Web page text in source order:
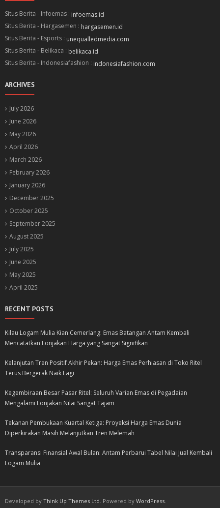
Situs Berita - Infoemas : infoemas.id
Situs Berita - Hargasemen : hargasemen.id
Situs Berita - Esports : unequalledmedia.com
Situs Berita - Belikaca : belikaca.id
Situs Berita - Indonesiafashion : indonesiafashion.com
ARCHIVES
July 2026
June 2026
May 2026
April 2026
March 2026
February 2026
January 2026
December 2025
October 2025
September 2025
August 2025
July 2025
June 2025
May 2025
April 2025
RECENT POSTS
Kilau Logam Mulia Kian Cemerlang: Emas Batangan Antam Kembali
Mencatatkan Lonjakan Harga yang Sangat Signifikan
Kelanjutan Tren Positif Akhir Pekan: Harga Emas Perhiasan di Toko Ritel
Terus Bergerak Naik Lagi
Kegembiraan Besar Pasar Ritel: Seluruh Varian Emas di Pegadaian
Mengalami Lonjakan Nilai Sangat Tajam
Tekanan Pembukaan Kuartal Ketiga: Proyeksi Harga Emas Dunia
Diperkirakan Masih Melanjutkan Tren Melemah
Transparansi Finansial Awal Bulan: Antam Perbarui Tabel Nilai Jual Kembali
Logam Mulia
Developed by Think Up Themes Ltd. Powered by WordPress.